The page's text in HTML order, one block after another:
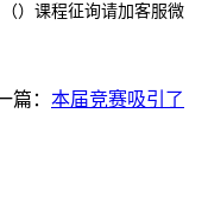
）课程征询请加客服微
篇： 本届竞赛吸引了